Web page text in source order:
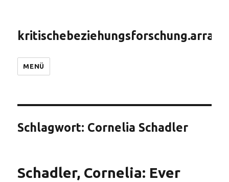
MENÜ
Schlagwort: Cornelia Schadler
Schadler, Cornelia: Ever